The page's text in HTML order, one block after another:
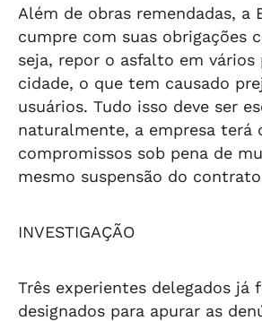
Além de obras remendadas, a
cumpre com suas obrigações
seja, repor o asfalto em vários
cidade, o que tem causado
usuários. Tudo isso deve ser
naturalmente, a empresa terá
compromissos sob pena de
mesmo suspensão do
INVESTIGAÇÃO
Três experientes delegados já
designados para apurar as